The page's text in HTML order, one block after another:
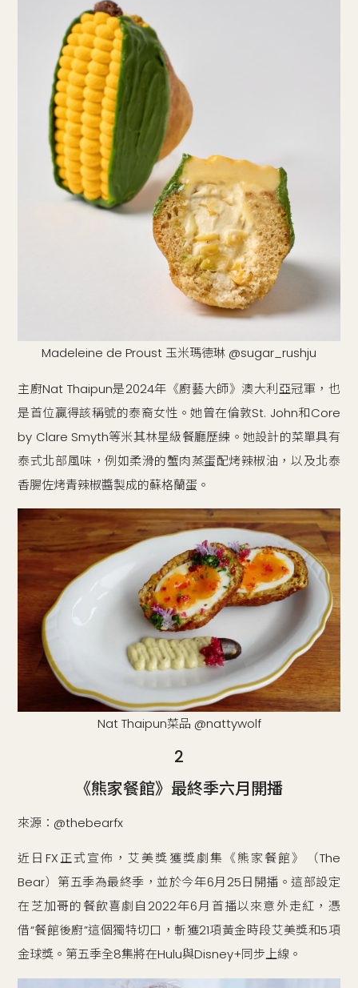
Madeleine de Proust 玉米瑪德琳 @sugar_rushju
主廚Nat Thaipun是2024年《廚藝大師》澳大利亞冠軍，也
是首位贏得該稱號的泰裔女性。她曾在倫敦St. John和Core
by Clare Smyth等米其林星級餐廳歷練。她設計的菜單具有
泰式北部風味，例如柔滑的蟹肉蒸蛋配烤辣椒油，以及北泰
香腸佐烤青辣椒醬製成的蘇格蘭蛋。
Nat Thaipun菜品 @nattywolf
2
《熊家餐館》最終季六月開播
來源：@thebearfx
近日FX正式宣佈，艾美獎獲獎劇集《熊家餐館》（The
Bear）第五季為最終季，並於今年6月25日開播。這部設定
在芝加哥的餐飲喜劇自2022年6月首播以來意外走紅，憑
借“餐館後廚”這個獨特切口，斬獲21項黃金時段艾美獎和5項
金球獎。第五季全8集將在Hulu與Disney+同步上線。